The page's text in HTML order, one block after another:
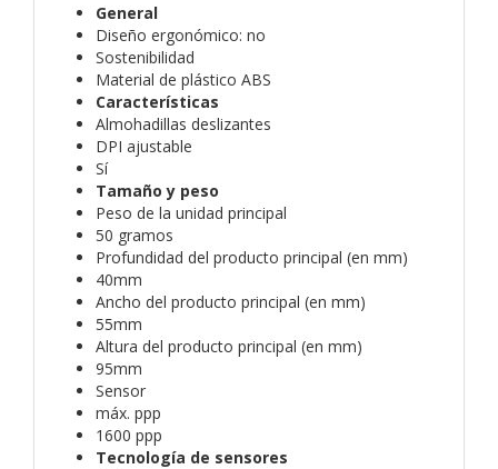
General
Diseño ergonómico: no
Sostenibilidad
Material de plástico ABS
Características
Almohadillas deslizantes
DPI ajustable
Sí
Tamaño y peso
Peso de la unidad principal
50 gramos
Profundidad del producto principal (en mm)
40mm
Ancho del producto principal (en mm)
55mm
Altura del producto principal (en mm)
95mm
Sensor
máx. ppp
1600 ppp
Tecnología de sensores